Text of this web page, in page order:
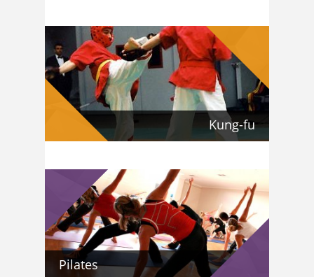
Kung-fu
Pilates